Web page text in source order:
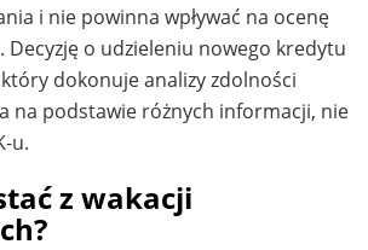
i nie powinna wpływać na ocenę
Decyzję o udzieleniu nowego kredytu
dokonuje analizy zdolności
na podstawie różnych informacji, nie
u.
z wakacji